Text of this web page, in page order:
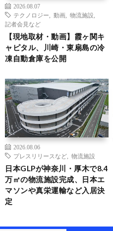
2026.08.07
テクノロジー
動画 物流施設
記者会見など
【現地取材・動画】霞ヶ関キ
ャピタル、川崎・東扇島の冷
凍自動倉庫を公開
2026.08.06
プレスリリースなど
物流施設
日本GLPが神奈川・厚木で8.4
万㎡の物流施設完成、日本エ
マソンや真栄運輸など入居決
定